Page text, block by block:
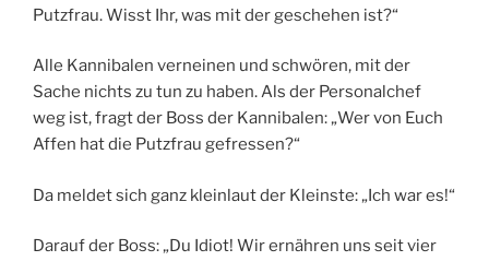
Putzfrau. Wisst Ihr, was mit der geschehen ist?“
Alle Kannibalen verneinen und schwören, mit der
Sache nichts zu tun zu haben. Als der Personalchef
weg ist, fragt der Boss der Kannibalen: „Wer von Euch
Affen hat die Putzfrau gefressen?“
Da meldet sich ganz kleinlaut der Kleinste: „Ich war es!“
Darauf der Boss: „Du Idiot! Wir ernähren uns seit vier